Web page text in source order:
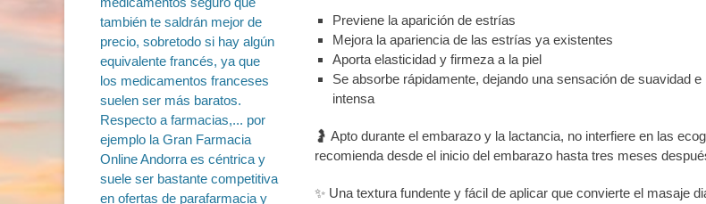
Previene la aparición de estrías
Mejora la apariencia de las estrías ya existentes
Aporta elasticidad y firmeza a la piel
Se absorbe rápidamente, dejando una sensación de suavidad e
intensa
🤰 Apto durante el embarazo y la lactancia, no interfiere en las
recomienda desde el inicio del embarazo hasta tres meses
✨ Una textura fundente y fácil de aplicar que convierte el masaje